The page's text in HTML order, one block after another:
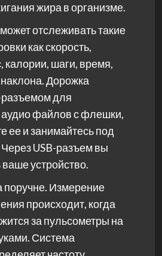
жира в организме.
отслеживать такие
как скорость,
калории, шаги, время,
Дорожка
для
файлов с флешки,
ее и занимайтесь под
USB-разъем вы
устройство.
Измерение
происходит, когда
за пульсометры на
Система